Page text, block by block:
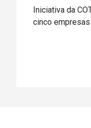
Notícias
distinguiu